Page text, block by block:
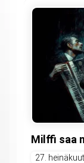
Milffi saa
27.